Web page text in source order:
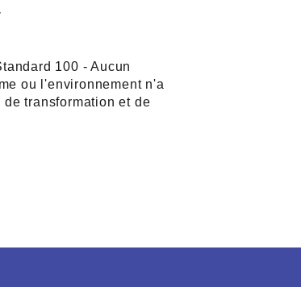
100 - Aucun
ou l'environnement n'a
transformation et de